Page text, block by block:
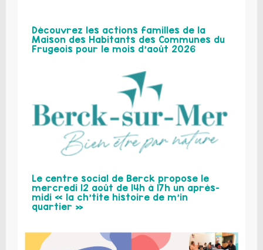
Découvrez les actions familles de la
Maison des Habitants des Communes du
Frugeois pour le mois d’août 2026
Le centre social de Berck propose le
mercredi 12 août de 14h à 17h un après-
midi « la ch’tite histoire de m’in
quartier »